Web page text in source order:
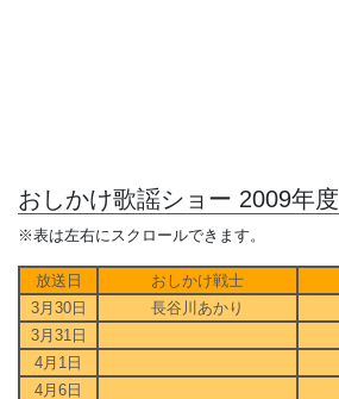
おしかけ歌謡ショー 2009年度
※表は左右にスクロールできます。
放送日 おしかけ戦士
3月30日
長谷川あかり
3月31日
4月1日
4月6日